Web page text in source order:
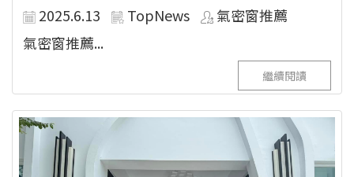
2025.6.13 TopNews
氣密窗推薦
氣密窗推薦...
繼續閱讀